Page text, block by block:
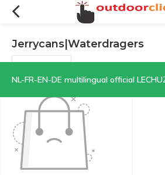
NL-FR-EN-DE multilingual official LECHUZA-BENELUX
Jerrycans|Waterdragers
Filters Sorteren